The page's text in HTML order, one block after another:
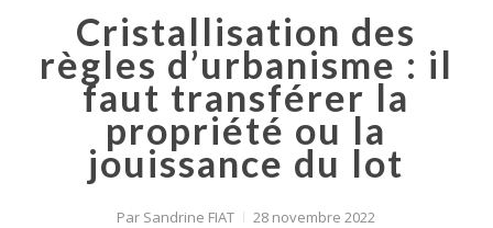
Cristallisation des
règles d’urbanisme : il
faut transférer la
propriété ou la
jouissance du lot
Par Sandrine FIAT
28 novembre 2022